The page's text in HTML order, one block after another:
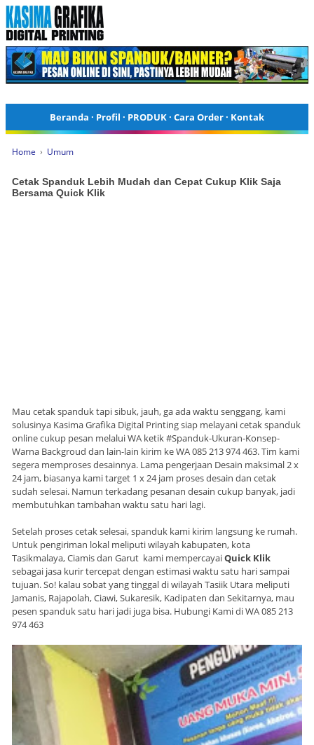
Beranda · Profil · PRODUK· Cara Order· Kontak
Home › Umum
Cetak Spanduk Lebih Mudah dan Cepat Cukup Klik Saja
Bersama Quick Klik
Mau cetak spanduk tapi sibuk, jauh, ga ada waktu senggang, kami
solusinya Kasima Grafika Digital Printing siap melayani cetak spanduk
online cukup pesan melalui WA ketik #Spanduk-Ukuran-Konsep-
Warna Backgroud dan lain-lain kirim ke WA 085 213 974 463. Tim kami
segera memproses desainnya. Lama pengerjaan Desain maksimal 2 x
24 jam, biasanya kami target 1 x 24 jam proses desain dan cetak
sudah selesai. Namun terkadang pesanan desain cukup banyak, jadi
membutuhkan tambahan waktu satu hari lagi.
Setelah proses cetak selesai, spanduk kami kirim langsung ke rumah.
Untuk pengiriman lokal meliputi wilayah kabupaten, kota
Tasikmalaya, Ciamis dan Garut kami mempercayaiQuick Klik
sebagai jasa kurir tercepat dengan estimasi waktu satu hari sampai
tujuan. So! kalau sobat yang tinggal di wilayah Tasiik Utara meliputi
Jamanis, Rajapolah, Ciawi, Sukaresik, Kadipaten dan Sekitarnya, mau
pesen spanduk satu hari jadi juga bisa. Hubungi Kami di WA 085 213
974 463